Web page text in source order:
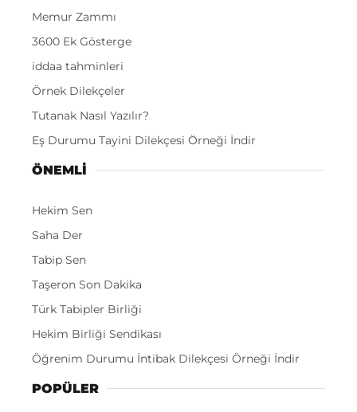
Memur Zammı
3600 Ek Gösterge
iddaa tahminleri
Örnek Dilekçeler
Tutanak Nasıl Yazılır?
Eş Durumu Tayini Dilekçesi Örneği İndir
ÖNEMLI
Hekim Sen
Saha Der
Tabip Sen
Taşeron Son Dakika
Türk Tabipler Birliği
Hekim Birliği Sendikası
Öğrenim Durumu İntibak Dilekçesi Örneği İndir
POPÜLER